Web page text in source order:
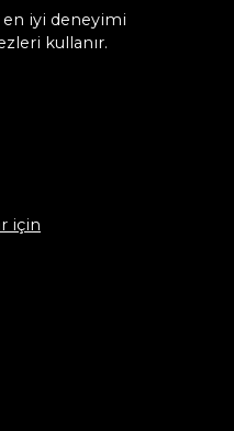
iyi deneyimi
kullanır.
için